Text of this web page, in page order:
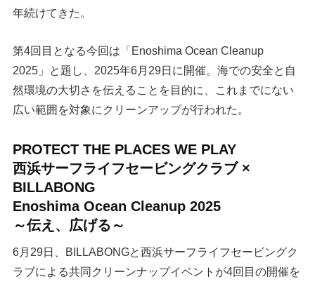
年続けてきた。
第4回目となる今回は「Enoshima Ocean Cleanup
2025」と題し、2025年6月29日に開催。海での安全と自
然環境の大切さを伝えることを目的に、これまでにない
広い範囲を対象にクリーンアップが行われた。
PROTECT THE PLACES WE PLAY
西浜サーフライフセービングクラブ ×
BILLABONG
Enoshima Ocean Cleanup 2025
～伝え、広げる～
6月29日、BILLABONGと西浜サーフライフセービングク
ラブによる共同クリーンナップイベントが4回目の開催を
FOLLOW US ON